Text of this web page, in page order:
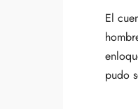
El
pudo